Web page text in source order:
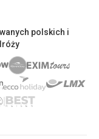
polskich i